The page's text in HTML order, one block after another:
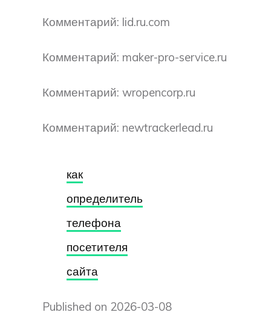
Комментарий: lid.ru.com
Комментарий: maker-pro-service.ru
Комментарий: wropencorp.ru
Комментарий: newtrackerlead.ru
как
определитель
телефона
посетителя
сайта
Published on 2026-03-08